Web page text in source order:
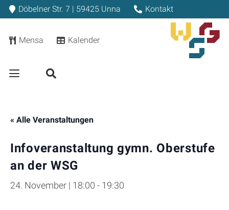
Döbelner Str. 7 | 59425 Unna Kontakt
Mensa Kalender
« Alle Veranstaltungen
Infoveranstaltung gymn. Oberstufe
an der WSG
24. November | 18:00 - 19:30